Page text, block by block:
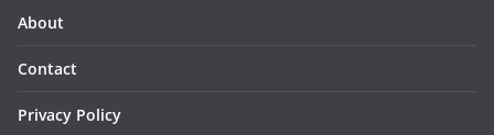
About
Contact
Privacy Policy